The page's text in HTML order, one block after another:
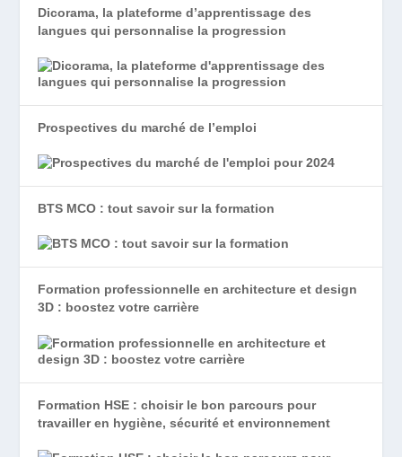
Dicorama, la plateforme d’apprentissage des
langues qui personnalise la progression
Prospectives du marché de l’emploi
BTS MCO : tout savoir sur la formation
Formation professionnelle en architecture et design
3D : boostez votre carrière
Formation HSE : choisir le bon parcours pour
travailler en hygiène, sécurité et environnement